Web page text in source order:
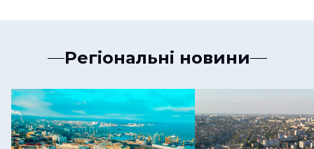
Регіональні новини